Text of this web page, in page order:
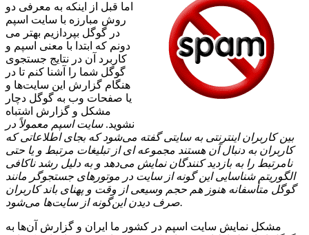
اما قبل از اینکه به معرفی دو
روش مبارزه با سایت اسپم
در گوگل بپردازیم بهتر می
دونم که ابتدا با معنی اسپم و
کاربرد آن در نتایج جستجوی
گوگل شما را آشنا کنم تا در
هنگام گزارش این سایت‌ها و
یا صفحات وب به گوگل دچار
مشکل و گزارش اشتباه
نشوید.سایت اسپم معمولاً در
بین کاربران اینترنتی به سایتی گفته می‌شود که بجای اطلاعاتی که
کاربران به دنبال آن هستند مجموعه ای از تبلیغات مرتبط و یا حتی
نامرتبط را به بازدید کنندگان نمایش می‌دهد و به دلیل رشد ناکافی
الگوریتم شناسایی این گونه از سایت در موتورهای جستجوگر مانند
گوگل متأسفانه هنوز هم حجم وسیعی از وقت و پهنای باند کاربران
صرف دیدن این‌گونه از سایت‌ها می‌شود.
مشکل نمایش سایت اسپم در کشور ما ایران و گزارش آن‌ها به